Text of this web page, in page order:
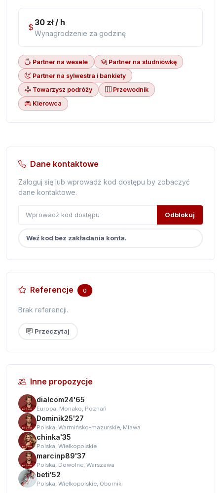
30 zł / h
Wynagrodzenie za godzinę
Partner na wesele
Partner na studniówkę
Partner na sylwestra i bankiety
Towarzysz podróży
Przewodnik
Kierowca
Dane kontaktowe
Zaloguj się lub wprowadź kod dostępu by zobaczyć
dane kontaktowe.
Odblokuj
Weź kod bez zakładania konta.
Referencje 0
Brak referencji.
Przeczytaj
Inne propozycje
dialcom24'65
Europa, Monako, Poznań
Dominik25'27
Polska, Warmińsko-mazurskie, Mlawa
chinka'35
Polska, Wielkopolskie
marcinp89'37
Polska, Dowolne, Warszawa
beti'52
Polska, Wielkopolskie, Oborniki